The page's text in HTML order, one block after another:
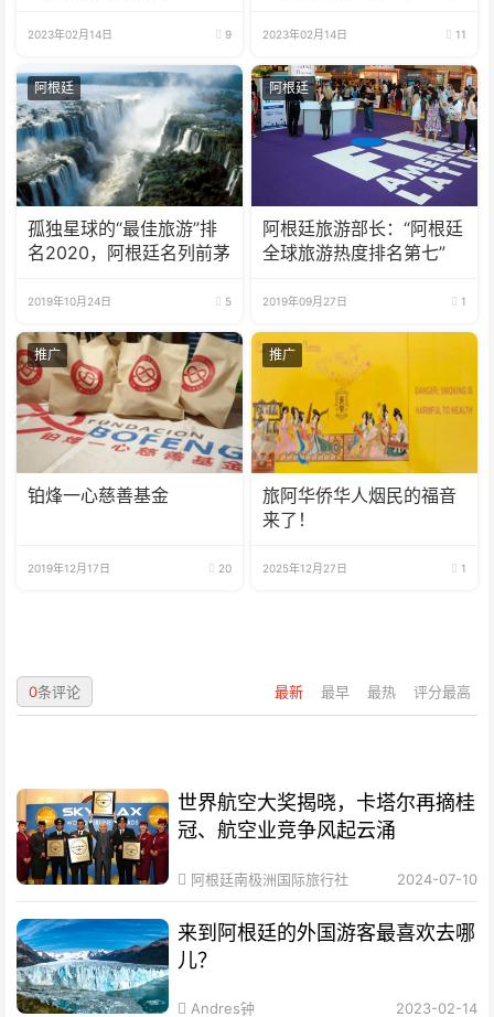
2023年02月14日 9 2023年02月14日 11
阿根廷
孤独星球的“最佳旅游”排
名2020，阿根廷名列前茅
2019年10月24日 5
阿根廷
阿根廷旅游部长：“阿根廷
全球旅游热度排名第七”
2019年09月27日 1
推广
铂烽一心慈善基金
2019年12月17日 20
推广
旅阿华侨华人烟民的福音
来了！
2025年12月27日 1
最新 最早 最热 评分最高
0条评论
世界航空大奖揭晓，卡塔尔再摘桂
冠、航空业竞争风起云涌
阿根廷南极洲国际旅行社 2024-07-10
来到阿根廷的外国游客最喜欢去哪
儿？
Andres钟 2023-02-14